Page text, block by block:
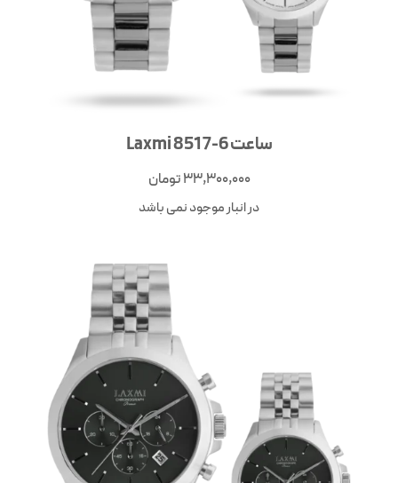
ساعت Laxmi 8517-6
33,300,000تومان
در انبار موجود نمی باشد